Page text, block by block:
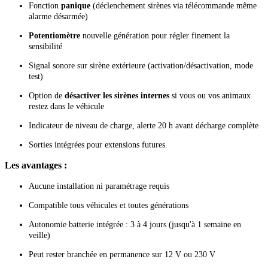
Fonction panique (déclenchement sirènes via télécommande même
alarme désarmée)
Potentiomètre nouvelle génération pour régler finement la
sensibilité
Signal sonore sur sirène extérieure (activation/désactivation, mode
test)
Option de désactiver les sirènes internes si vous ou vos animaux
restez dans le véhicule
Indicateur de niveau de charge, alerte 20 h avant décharge complète
Sorties intégrées pour extensions futures.
Les avantages :
Aucune installation ni paramétrage requis
Compatible tous véhicules et toutes générations
Autonomie batterie intégrée : 3 à 4 jours (jusqu'à 1 semaine en
veille)
Peut rester branchée en permanence sur 12 V ou 230 V